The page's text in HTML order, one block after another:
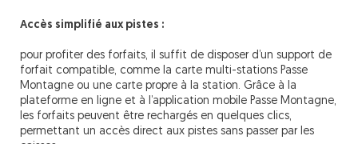
Accès simplifié aux pistes :
pour profiter des forfaits, il suffit de disposer d’un support de
forfait compatible, comme la carte multi-stations Passe
Montagne ou une carte propre à la station. Grâce à la
plateforme en ligne et à l’application mobile Passe Montagne,
les forfaits peuvent être rechargés en quelques clics,
permettant un accès direct aux pistes sans passer par les